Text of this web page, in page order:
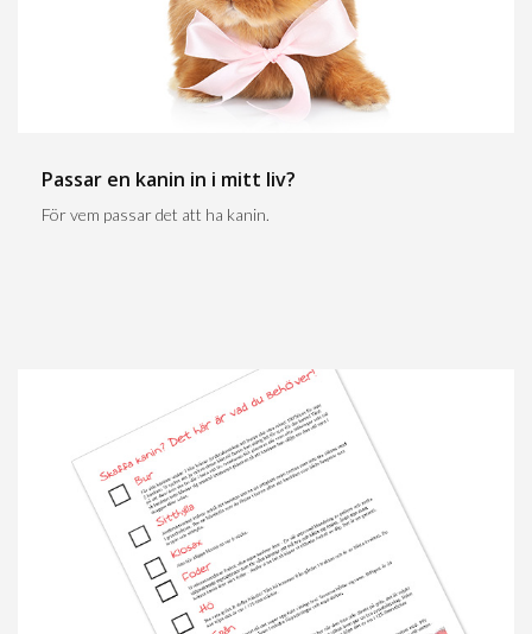
Passar en kanin in i mitt liv?
För vem passar det att ha kanin.